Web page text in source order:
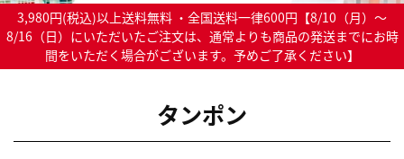
3,980円(税込)以上送料無料 ・全国送料一律600円【8/10（月）～
8/16（日）にいただいたご注文は、通常よりも商品の発送までにお時
間をいただく場合がございます。予めご了承ください】
タンポン